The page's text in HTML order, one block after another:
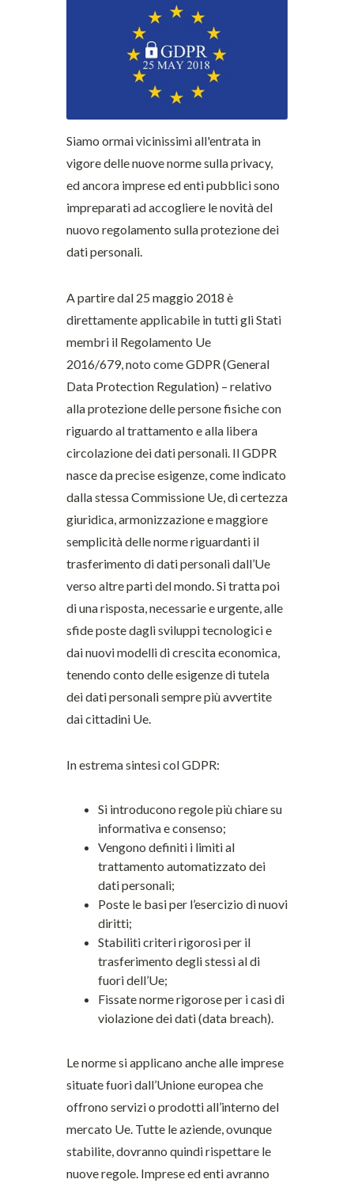
Siamo ormai vicinissimi all'entrata in
vigore delle nuove norme sulla privacy,
ed ancora imprese ed enti pubblici sono
impreparati ad accogliere le novità del
nuovo regolamento sulla protezione dei
dati personali.
A partire dal 25 maggio 2018 è
direttamente applicabile in tutti gli Stati
membri il Regolamento Ue
2016/679, noto come GDPR (General
Data Protection Regulation) – relativo
alla protezione delle persone fisiche con
riguardo al trattamento e alla libera
circolazione dei dati personali. Il GDPR
nasce da precise esigenze, come indicato
dalla stessa Commissione Ue, di certezza
giuridica, armonizzazione e maggiore
semplicità delle norme riguardanti il
trasferimento di dati personali dall’Ue
verso altre parti del mondo. Si tratta poi
di una risposta, necessarie e urgente, alle
sfide poste dagli sviluppi tecnologici e
dai nuovi modelli di crescita economica,
tenendo conto delle esigenze di tutela
dei dati personali sempre più avvertite
dai cittadini Ue.
In estrema sintesi col GDPR:
Si introducono regole più chiare su
informativa e consenso;
Vengono definiti i limiti al
trattamento automatizzato dei
dati personali;
Poste le basi per l’esercizio di nuovi
diritti;
Stabiliti criteri rigorosi per il
trasferimento degli stessi al di
fuori dell’Ue;
Fissate norme rigorose per i casi di
violazione dei dati (data breach).
Le norme si applicano anche alle imprese
situate fuori dall’Unione europea che
offrono servizi o prodotti all’interno del
mercato Ue. Tutte le aziende, ovunque
stabilite, dovranno quindi rispettare le
nuove regole. Imprese ed enti avranno